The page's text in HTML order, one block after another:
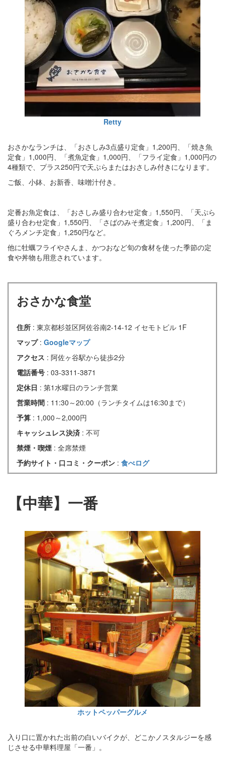
Retty
おさかなランチは、「おさしみ3点盛り定食」1,200円、「焼き魚
定食」1,000円、「煮魚定食」1,000円、「フライ定食」1,000円の
4種類で、プラス250円で天ぷらまたはおさしみ付きになります。
ご飯、小鉢、お新香、味噌汁付き。
定番お魚定食は、「おさしみ盛り合わせ定食」1,550円、「天ぷら
盛り合わせ定食」1,550円、「さばのみそ煮定食」1,200円、「ま
ぐろメンチ定食」1,250円など。
他に牡蠣フライやさんま、かつおなど旬の食材を使った季節の定
食や丼物も用意されています。
おさかな食堂
住所 : 東京都杉並区阿佐谷南2-14-12 イセモトビル 1F
マップ : Googleマップ
アクセス : 阿佐ヶ谷駅から徒歩2分
電話番号 : 03-3311-3871
定休日 : 第1水曜日のランチ営業
営業時間 : 11:30～20:00（ランチタイムは16:30まで）
予算 : 1,000～2,000円
キャッシュレス決済 : 不可
禁煙・喫煙 : 全席禁煙
予約サイト・口コミ・クーポン : 食べログ
【中華】一番
ホットペッパーグルメ
入り口に置かれた出前の白いバイクが、どこかノスタルジーを感
じさせる中華料理屋「一番」。